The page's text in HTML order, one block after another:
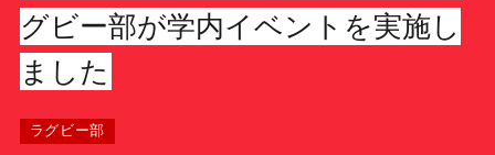
スポーツ局について
クラブ紹介
グビー部が学内イベントを実施し
ました
ラグビー部